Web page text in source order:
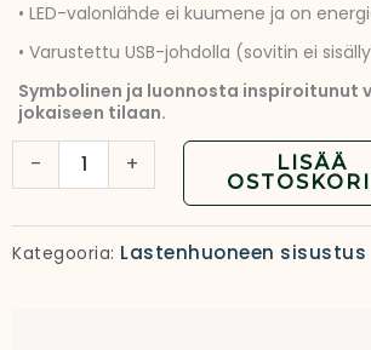
• LED-valonlähde ei kuumene ja on
• Varustettu USB-johdolla (sovitin ei
Symbolinen ja luonnosta inspiroitunut
jokaiseen tilaan.
-
Lasten
ELÄMÄNPUU-
valaisin
|
+
LISÄÄ
Kategooria: Lastenhuoneen sisustus